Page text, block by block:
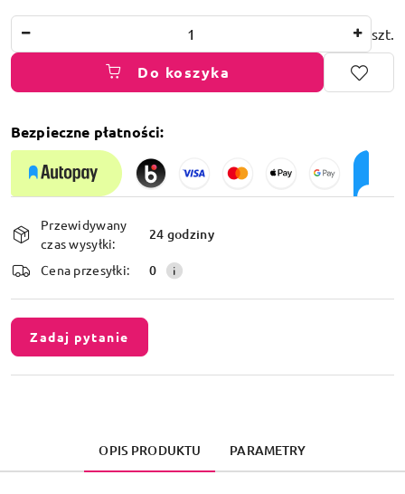
szt.
Do koszyka
Bezpieczne płatności:
Dostępność
i
dostawa
Przewidywany
czas wysyłki:
24 godziny
Cena przesyłki: 0
Zadaj pytanie
OPIS PRODUKTU PARAMETRY